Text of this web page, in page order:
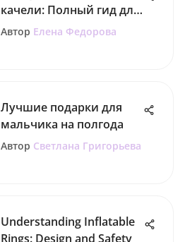
качели: Полный гид для
родителей
Автор Елена Федорова
Лучшие подарки для
мальчика на полгода
Автор Светлана Григорьева
Understanding Inflatable
Rings: Design and Safety